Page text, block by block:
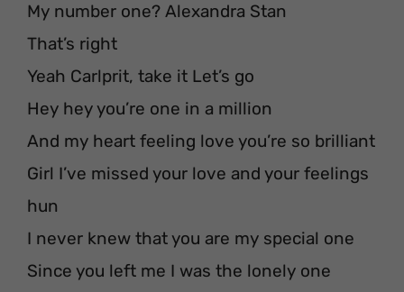
My number one? Alexandra Stan
That’s right
Yeah Carlprit, take it Let’s go
Hey hey you’re one in a million
And my heart feeling love you’re so brilliant
Girl I’ve missed your love and your feelings
hun
I never knew that you are my special one
Since you left me I was the lonely one